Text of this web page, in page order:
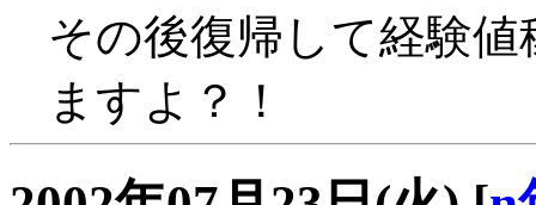
その後復帰して経験
ますよ？！